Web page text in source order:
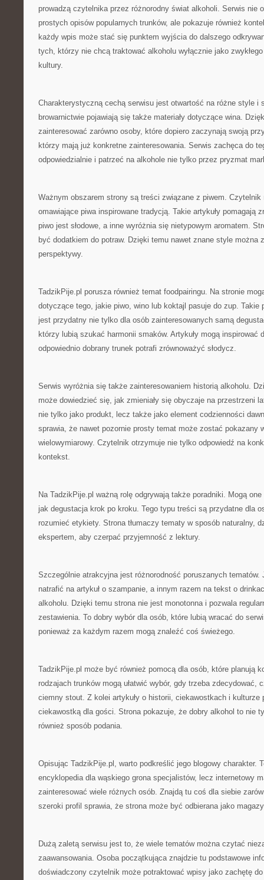
prowadzą czytelnika przez różnorodny świat alkoholi. Serwis nie
prostych opisów popularnych trunków, ale pokazuje również
każdy wpis może stać się punktem wyjścia do dalszego
tych, którzy nie chcą traktować alkoholu wyłącznie jako
kultury.
Charakterystyczną cechą serwisu jest otwartość na różne style i
browarnictwie pojawiają się także materiały dotyczące wina.
zainteresować zarówno osoby, które dopiero zaczynają swoją
którzy mają już konkretne zainteresowania. Serwis zachęca do
odpowiedzialnie i patrzeć na alkohole nie tylko przez pryzmat
Ważnym obszarem strony są treści związane z piwem.
omawiające piwa inspirowane tradycją. Takie artykuły pomagają
piwo jest słodowe, a inne wyróżnia się nietypowym aromatem.
być dodatkiem do potraw. Dzięki temu nawet znane style można
perspektywy.
TadzikPije.pl porusza również temat foodpairingu. Na stronie
dotyczące tego, jakie piwo, wino lub koktajl pasuje do zup. Takie
jest przydatny nie tylko dla osób zainteresowanych samą
którzy lubią szukać harmonii smaków. Artykuły mogą inspirować
odpowiednio dobrany trunek potrafi zrównoważyć słodycz.
Serwis wyróżnia się także zainteresowaniem historią alkoholu.
może dowiedzieć się, jak zmieniały się obyczaje na przestrzeni
nie tylko jako produkt, lecz także jako element codzienności
sprawia, że nawet pozornie prosty temat może zostać pokazany
wielowymiarowy. Czytelnik otrzymuje nie tylko odpowiedź na
kontekst.
Na TadzikPije.pl ważną rolę odgrywają także poradniki. Mogą
jak degustacja krok po kroku. Tego typu treści są przydatne dla
rozumieć etykiety. Strona tłumaczy tematy w sposób naturalny,
ekspertem, aby czerpać przyjemność z lektury.
Szczególnie atrakcyjna jest różnorodność poruszanych
natrafić na artykuł o szampanie, a innym razem na tekst o
alkoholu. Dzięki temu strona nie jest monotonna i pozwala
zestawienia. To dobry wybór dla osób, które lubią wracać do
ponieważ za każdym razem mogą znaleźć coś świeżego.
TadzikPije.pl może być również pomocą dla osób, które planują
rodzajach trunków mogą ułatwić wybór, gdy trzeba zdecydować,
ciemny stout. Z kolei artykuły o historii, ciekawostkach i kulturze
ciekawostką dla gości. Strona pokazuje, że dobry alkohol to nie
również sposób podania.
Opisując TadzikPije.pl, warto podkreślić jego blogowy charakter.
encyklopedia dla wąskiego grona specjalistów, lecz internetowy
zainteresować wiele różnych osób. Znajdą tu coś dla siebie
szeroki profil sprawia, że strona może być odbierana jako
Dużą zaletą serwisu jest to, że wiele tematów można czytać
zaawansowania. Osoba początkująca znajdzie tu podstawowe
doświadczony czytelnik może potraktować wpisy jako zachętę